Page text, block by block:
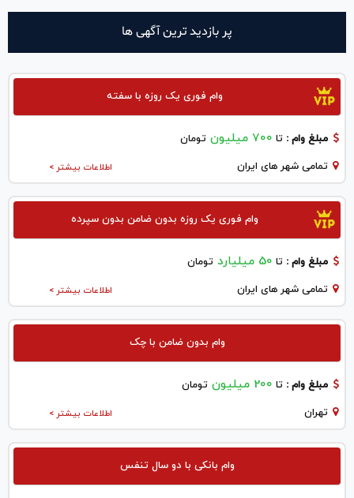
پر بازدید ترین آگهی ها
وام فوری یک روزه با سفته
مبلغ وام : تا 700 میلیون تومان
اطلاعات بیشتر > تمامی شهر های ایران
وام فوری یک روزه بدون ضامن بدون سپرده
مبلغ وام : تا 50 میلیارد تومان
اطلاعات بیشتر > تمامی شهر های ایران
وام بدون ضامن با چک
مبلغ وام : تا 200 میلیون تومان
اطلاعات بیشتر > تهران
وام بانکی با دو سال تنفس